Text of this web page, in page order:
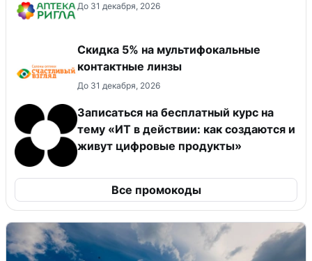
До 31 декабря, 2026
Скидка 5% на мультифокальные
контактные линзы
До 31 декабря, 2026
Записаться на бесплатный курс на
тему «ИТ в действии: как создаются и
живут цифровые продукты»
Все промокоды